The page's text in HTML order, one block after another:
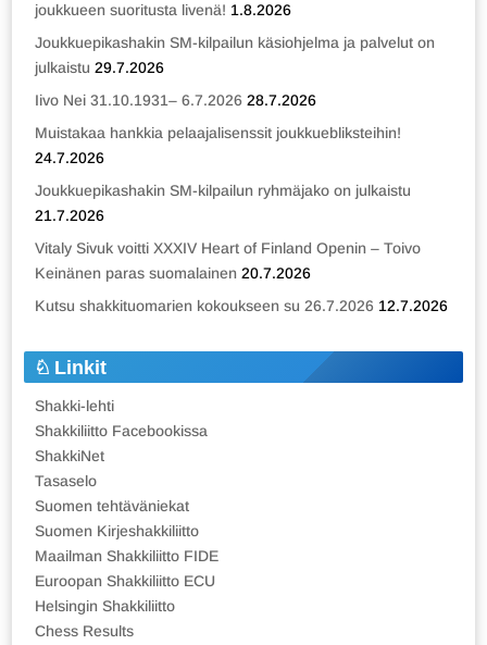
joukkueen suoritusta livenä! 1.8.2026
Joukkuepikashakin SM-kilpailun käsiohjelma ja palvelut on
julkaistu 29.7.2026
Iivo Nei 31.10.1931– 6.7.2026 28.7.2026
Muistakaa hankkia pelaajalisenssit joukkuebliksteihin!
24.7.2026
Joukkuepikashakin SM-kilpailun ryhmäjako on julkaistu
21.7.2026
Vitaly Sivuk voitti XXXIV Heart of Finland Openin – Toivo
Keinänen paras suomalainen 20.7.2026
Kutsu shakkituomarien kokoukseen su 26.7.2026 12.7.2026
Linkit
Shakki-lehti
Shakkiliitto Facebookissa
ShakkiNet
Tasaselo
Suomen tehtäväniekat
Suomen Kirjeshakkiliitto
Maailman Shakkiliitto FIDE
Euroopan Shakkiliitto ECU
Helsingin Shakkiliitto
Chess Results